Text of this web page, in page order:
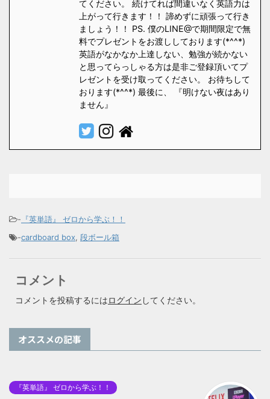
てください。 続けてれば間違いなく英語力は
上がって行きます！！ 諦めずに頑張って行き
ましょう！！ PS. 僕のLINE@で期間限定で無
料でプレゼントをお渡ししております(*^^*)
英語がなかなか上達しない、勉強が続かない
と思ってらっしゃる方は是非ご登録頂いてプ
レゼントを受け取ってください。 お待ちして
おります(*^^*) 最後に、 『明けない夜はあり
ません』
- 『英単語』 ゼロから学ぶ！！
-cardboard box, 段ボール箱
コメント
コメントを投稿するにはログイン してください。
オススメの記事
『英単語』 ゼロから学ぶ！！